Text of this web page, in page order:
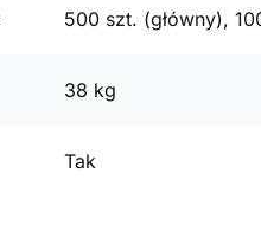
500 szt. (główny),
38 kg
Tak